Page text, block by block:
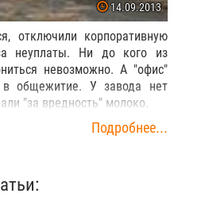
14.09.2013
отключили корпоративную
неуплаты. Ни до кого из
невозможно. А "офис"
в общежитие. У завода нет
"за вредность" молоко.
Подробнее...